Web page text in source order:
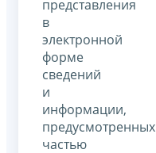
представления
в
электронной
форме
сведений
и
информации,
предусмотренных
частью